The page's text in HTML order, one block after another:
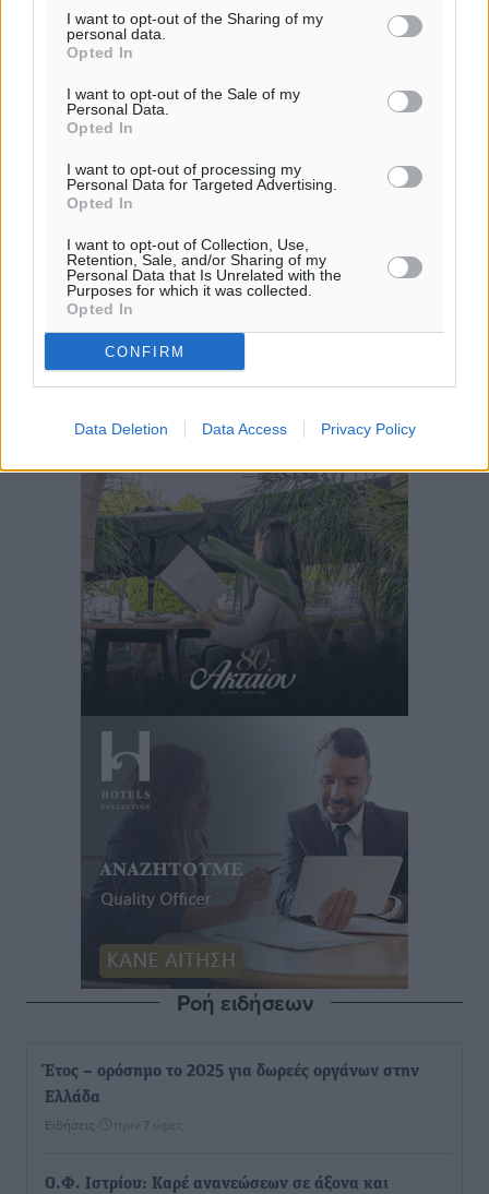
I want to opt-out of the Sharing of my
personal data.
Opted In
I want to opt-out of the Sale of my
Personal Data.
Opted In
I want to opt-out of processing my
Personal Data for Targeted Advertising.
Opted In
I want to opt-out of Collection, Use,
Retention, Sale, and/or Sharing of my
Personal Data that Is Unrelated with the
Purposes for which it was collected.
Opted In
CONFIRM
Data Deletion Data Access Privacy Policy
Ροή ειδήσεων
Έτος – ορόσημο το 2025 για δωρεές οργάνων στην
Ελλάδα
Ειδήσεις πριν 7 ώρες
Ο.Φ. Ιστρίου: Καρέ ανανεώσεων σε άξονα και